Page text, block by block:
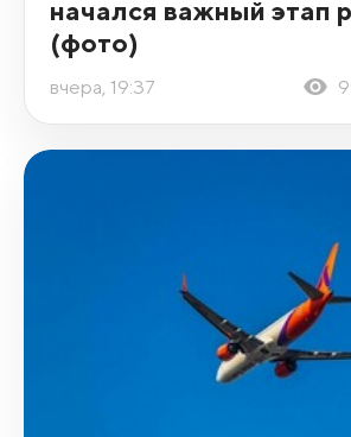
начался важный этап
(фото)
вчера, 19:37